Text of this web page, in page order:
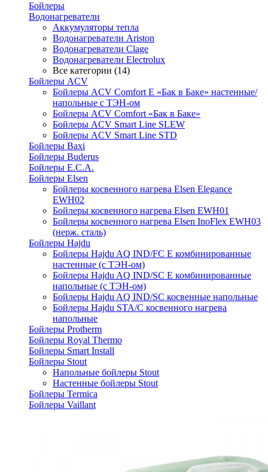
Бойлеры
Водонагреватели
Аккумуляторы тепла
Водонагреватели Ariston
Водонагреватели Clage
Водонагреватели Electrolux
Все категории (14)
Бойлеры ACV
Бойлеры ACV Comfort E «Бак в Баке» настенные/
напольные c ТЭН-ом
Бойлеры ACV Comfort «Бак в Баке»
Бойлеры ACV Smart Line SLEW
Бойлеры ACV Smart Line STD
Бойлеры Baxi
Бойлеры Buderus
Бойлеры E.C.A.
Бойлеры Elsen
Бойлеры косвенного нагрева Elsen Elegance
EWH02
Бойлеры косвенного нагрева Elsen EWH01
Бойлеры косвенного нагрева Elsen InoFlex EWH03
(нерж. сталь)
Бойлеры Hajdu
Бойлеры Hajdu AQ IND/FC E комбинированные
настенные (с ТЭН-ом)
Бойлеры Hajdu AQ IND/SC E комбинированные
напольные (с ТЭН-ом)
Бойлеры Hajdu AQ IND/SC косвенные напольные
Бойлеры Hajdu STA/C косвенного нагрева
напольные
Бойлеры Protherm
Бойлеры Royal Thermo
Бойлеры Smart Install
Бойлеры Stout
Напольные бойлеры Stout
Настенные бойлеры Stout
Бойлеры Termica
Бойлеры Vaillant